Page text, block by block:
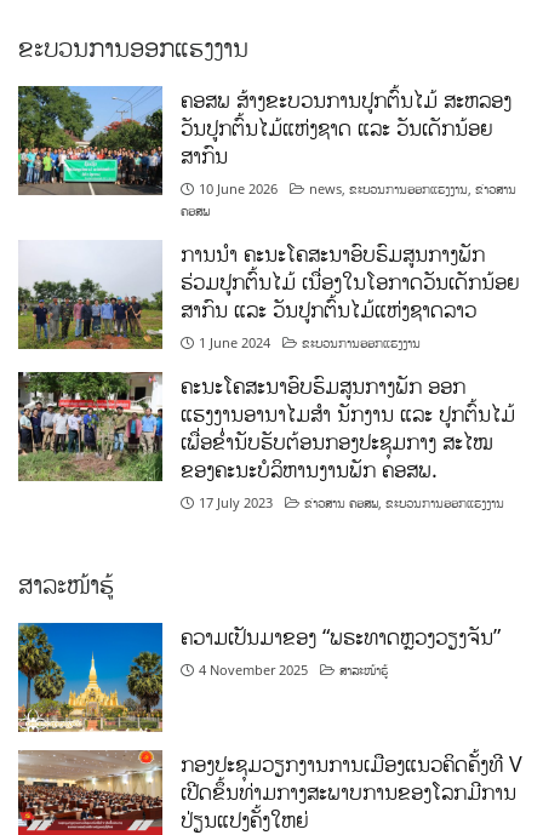
ຂະບວນການອອກແຮງງານ
ຄອສພ ສ້າງຂະບວນການປູກຕົ້ນໄມ້ ສະຫລອງ
ວັນປູກຕົ້ນໄມ້ແຫ່ງຊາດ ແລະ ວັນເດັກນ້ອຍ
ສາກົນ
10 June 2026 news,ຂະບວນການອອກແຮງງານ,ຂ່າວສານ
ຄອສພ
ການນໍາ ຄະນະໂຄສະນາອົບຮົມສູນກາງພັກ
ຮ່ວມປູກຕົ້ນໄມ້ ເນື່ອງໃນໂອກາດວັນເດັກນ້ອຍ
ສາກົນ ແລະ ວັນປູກຕົ້ນໄມ້ແຫ່ງຊາດລາວ
1 June 2024 ຂະບວນການອອກແຮງງານ
ຄະນະໂຄສະນາອົບຮົມສູນກາງພັກ ອອກ
ແຮງງານອານາໄມສໍາ ນັກງານ ແລະ ປູກຕົ້ນໄມ້
ເພື່ອຂໍ່ານັບຮັບຕ້ອນກອງປະຊຸມກາງ ສະໄໝ
ຂອງຄະນະບໍລິຫານງານພັກ ຄອສພ.
17 July 2023 ຂ່າວສານ ຄອສພ,ຂະບວນການອອກແຮງງານ
ສາລະໜ້າຮູ້
ຄວາມເປັນມາຂອງ “ພຣະທາດຫຼວງວຽງຈັນ”
4 November 2025 ສາລະໜ້າຮູ້
ກອງປະຊຸມວຽກງານການເມືອງແນວຄິດຄັ້ງທີ V
ເປີດຂຶ້ນທ່າມກາງສະພາບການຂອງໂລກມີການ
ປ່ຽນແປງຄັ້ງໃຫຍ່